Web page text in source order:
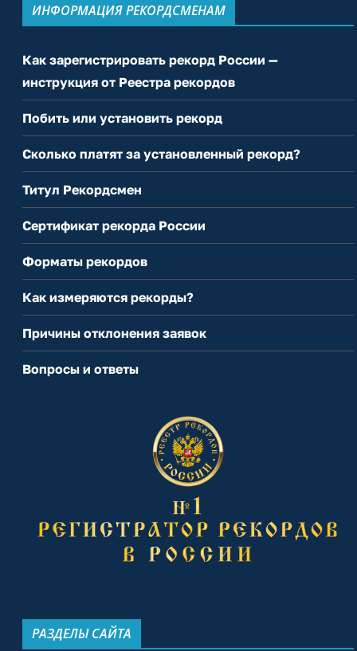
ИНФОРМАЦИЯ РЕКОРДСМЕНАМ
Как зарегистрировать рекорд России —
инструкция от Реестра рекордов
Побить или установить рекорд
Сколько платят за установленный рекорд?
Титул Рекордсмен
Сертификат рекорда России
Форматы рекордов
Как измеряются рекорды?
Причины отклонения заявок
Вопросы и ответы
РАЗДЕЛЫ САЙТА